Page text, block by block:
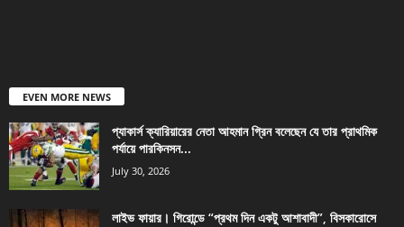
EVEN MORE NEWS
প্যাকার্স ক্যারিয়ারের নেতা আহমান গ্রিন বলেছেন যে তার প্রাথমিক
পর্যায়ে পারকিনসন...
July 30, 2026
লাইভ ফায়ার। গিরোন্ডে “প্রথম দিন একটু আশাবাদী”, বিসকারোসে